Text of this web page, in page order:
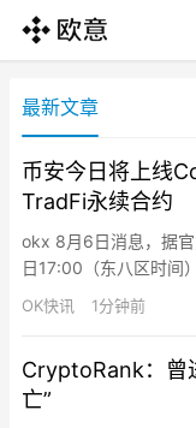
最新文章
币安今日将上线
TradFi永续合约
okx 8月6日消息，据
日17:00（东八区时间
永续合约，17:05上线
高20倍杠杆。
OK快讯 1分钟前
CryptoRank：曾
亡”